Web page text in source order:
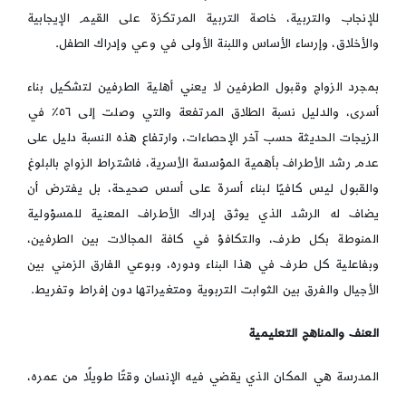
للإنجاب والتربية، خاصة التربية المرتكزة على القيم الإيجابية
والأخلاق، وإرساء الأساس واللبنة الأولى في وعي وإدراك الطفل.
بمجرد الزواج وقبول الطرفين لا يعني أهلية الطرفين لتشكيل بناء
أسرى، والدليل نسبة الطلاق المرتفعة والتي وصلت إلى ٥٦٪ في
الزيجات الحديثة حسب آخر الإحصاءات، وارتفاع هذه النسبة دليل على
عدم رشد الأطراف بأهمية المؤسسة الأسرية، فاشتراط الزواج بالبلوغ
والقبول ليس كافيًا لبناء أسرة على أسس صحيحة، بل يفترض أن
يضاف له الرشد الذي يوثق إدراك الأطراف المعنية للمسؤولية
المنوطة بكل طرف، والتكافؤ في كافة المجالات بين الطرفين،
وبفاعلية كل طرف في هذا البناء ودوره، وبوعي الفارق الزمني بين
الأجيال والفرق بين الثوابت التربوية ومتغيراتها دون إفراط وتفريط.
العنف والمناهج التعليمية
المدرسة هي المكان الذي يقضي فيه الإنسان وقتًا طويلًا من عمره،